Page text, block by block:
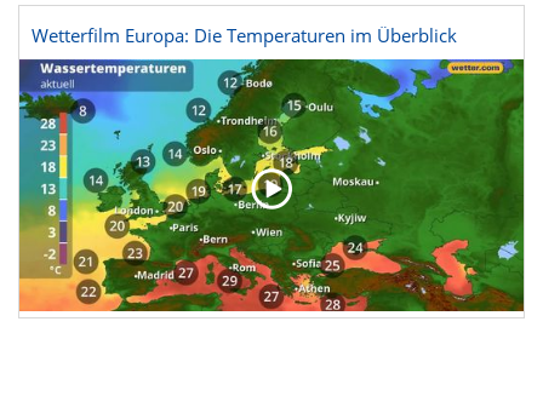
Wetterfilm Europa: Die Temperaturen im Überblick